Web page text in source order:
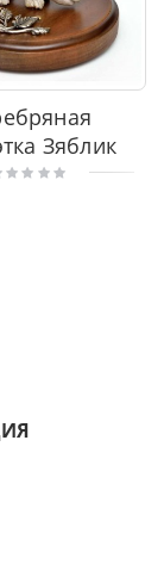
Зяблик